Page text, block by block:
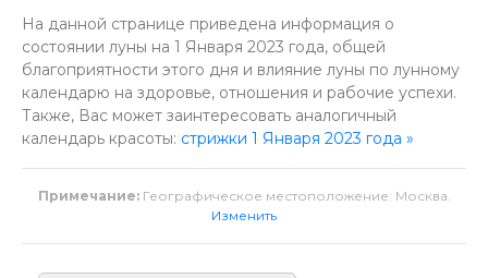
На данной странице приведена информация о
состоянии луны на 1 Января 2023 года, общей
благоприятности этого дня и влияние луны по лунному
календарю на здоровье, отношения и рабочие успехи.
Также, Вас может заинтересовать аналогичный
календарь красоты: стрижки 1 Января 2023 года »
Примечание: Географическое местоположение: Москва.
Изменить